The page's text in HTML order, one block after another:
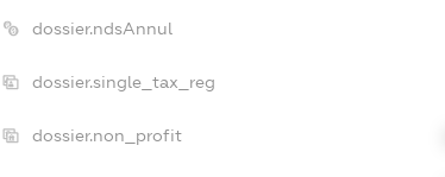
dossier.ndsAnnul
dossier.single_tax_reg
dossier.non_profit